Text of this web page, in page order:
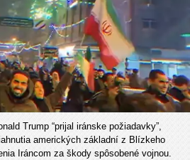
Trump “prijal iránske požiadavky”,
amerických základní z Blízkeho
Iráncom za škody spôsobené vojnou.